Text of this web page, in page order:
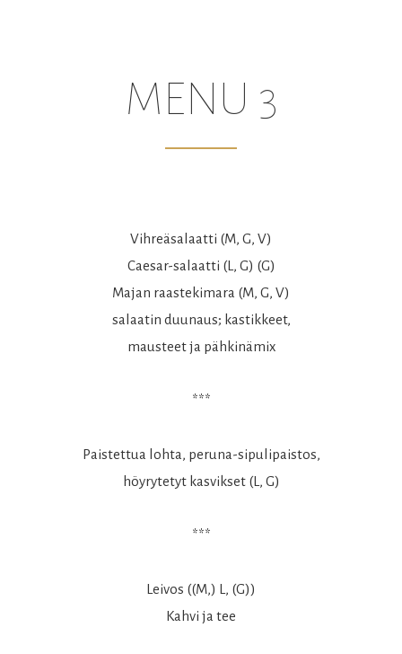
MENU 3
Vihreäsalaatti (M, G, V)
Caesar-salaatti (L, G) (G)
Majan raastekimara (M, G, V)
salaatin duunaus; kastikkeet,
mausteet ja pähkinämix
***
Paistettua lohta, peruna-sipulipaistos,
höyrytetyt kasvikset (L, G)
***
Leivos ((M,) L, (G))
Kahvi ja tee